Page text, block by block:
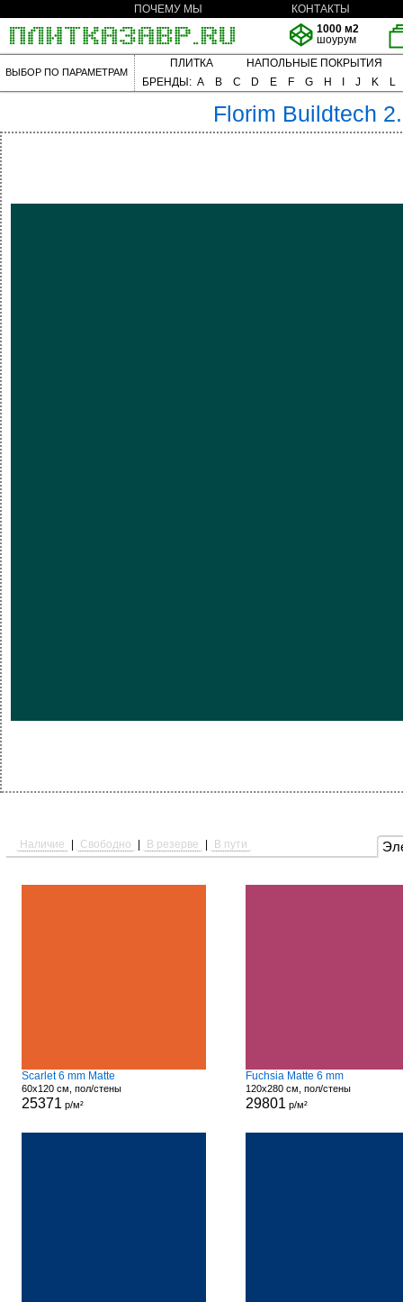
ПОЧЕМУ МЫ
КОНТАКТЫ
1000 м2
шоурум
ВЫБОР ПО ПАРАМЕТРАМ
ПЛИТКА
НАПОЛЬНЫЕ ПОКРЫТИЯ
БРЕНДЫ: A B C D E F G H J K L
Florim Buildtech
Наличие Свободно В резерве В пути
Scarlet 6 mm Matte
60x120 см, пол/стены
25371 р/м²
Fuchsia Matte 6 mm
120x280 см, пол/стены
29801 р/м²